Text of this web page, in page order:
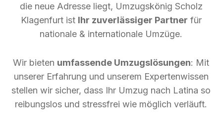
die neue Adresse liegt, Umzugskönig Scholz
Klagenfurt ist Ihr zuverlässiger Partner für
nationale & internationale Umzüge.
Wir bieten umfassende Umzugslösungen: Mit
unserer Erfahrung und unserem Expertenwissen
stellen wir sicher, dass Ihr Umzug nach Latina so
reibungslos und stressfrei wie möglich verläuft.